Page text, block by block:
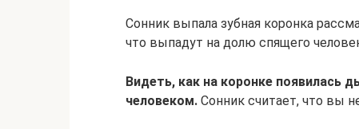
Сонник выпала зубная коронка
что выпадут на долю спящего
Видеть, как на коронке появилась
человеком. Сонник считает, что вы